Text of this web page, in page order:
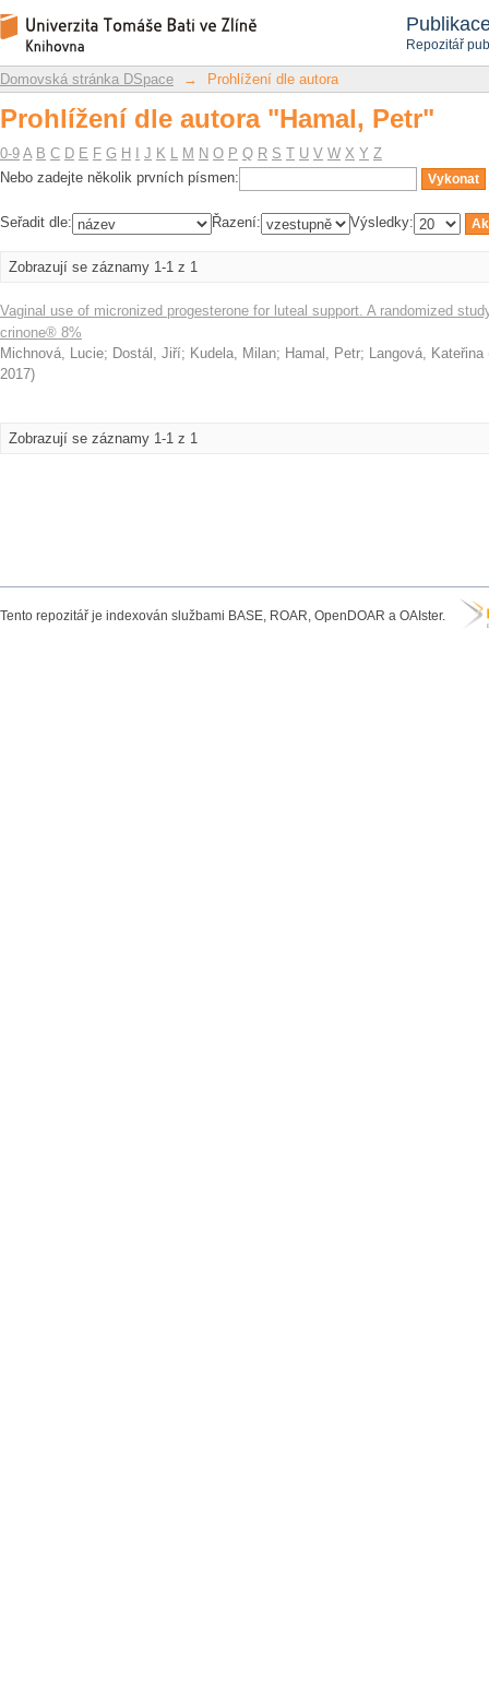
Repozitář
Prohlížení dle autora "Hamal, Petr"
Repozitář DSpace/Manakin
Domovská stránka DSpace → Prohlížení dle autora
Prohlížení dle autora "Hamal, Petr"
0-9 A B C D E F G H J K L M N O P Q R S T U V W X Y Z
Nebo zadejte několik prvních písmen:
Seřadit dle: Řazení: Výsledky:
Zobrazují se záznamy 1-1 z 1
Vaginal use of micronized progesterone for luteal support. A randomized
crinone® 8%
Michnová, Lucie; Dostál, Jiří; Kudela, Milan; Hamal, Petr; Langová, Kateřina
2017)
Zobrazují se záznamy 1-1 z 1
Tento repozitář je indexován službami BASE, ROAR, OpenDOAR a OAIster.